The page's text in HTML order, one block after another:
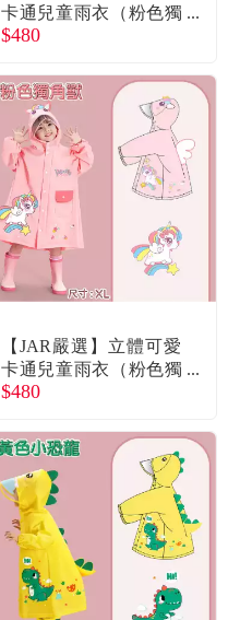
卡通兒童雨衣（粉色獨
角獸）（M）廠商直送
$480
【JAR嚴選】立體可愛
卡通兒童雨衣（粉色獨
角獸）（XL）廠商直送
$480